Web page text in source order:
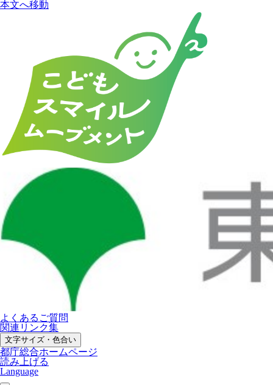
本文へ移動
よくあるご質問
関連リンク集
文字サイズ・色合い
都庁総合ホームページ
読み上げる
Language